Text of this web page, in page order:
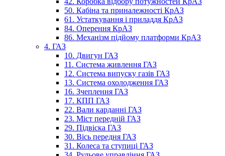
50. Кабіна та приналежності КрАЗ
61. Устаткування і приладдя КрАЗ
84. Оперення КрАЗ
86. Механізм підйому платформи КрАЗ
4. ГАЗ
10. Двигун ГАЗ
11. Система живлення ГАЗ
12. Система випуску газів ГАЗ
13. Система охолодження ГАЗ
16. Зчеплення ГАЗ
17. КПП ГАЗ
22. Вали карданні ГАЗ
23. Міст передній ГАЗ
29. Підвіска ГАЗ
30. Вісь передня ГАЗ
31. Колеса та ступиці ГАЗ